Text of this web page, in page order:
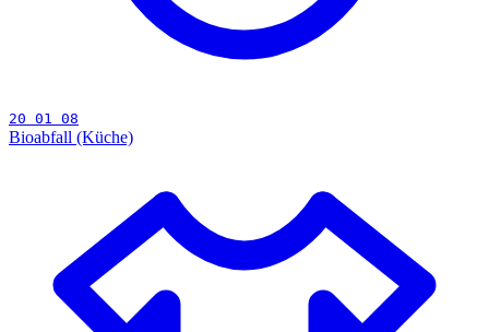
20 01 08
Bioabfall (Küche)